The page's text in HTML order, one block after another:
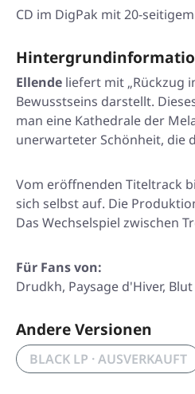
CD im DigPak mit 20-
Ellende liefert mit „Rückzug
Bewusstseins darstellt.
man eine Kathedrale der
unerwarteter Schönheit, die
Vom eröffnenden Titeltrack
sich selbst auf. Die
Das Wechselspiel zwischen
Für Fans von:
Drudkh, Paysage d'Hiver,
Andere Versionen
BLACK LP · AUSVERKAUFT